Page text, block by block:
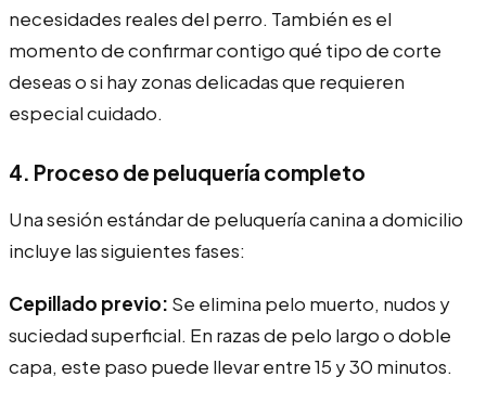
necesidades reales del perro. También es el
momento de confirmar contigo qué tipo de corte
deseas o si hay zonas delicadas que requieren
especial cuidado.
4. Proceso de peluquería completo
Una sesión estándar de peluquería canina a domicilio
incluye las siguientes fases:
Cepillado previo: Se elimina pelo muerto, nudos y
suciedad superficial. En razas de pelo largo o doble
capa, este paso puede llevar entre 15 y 30 minutos.